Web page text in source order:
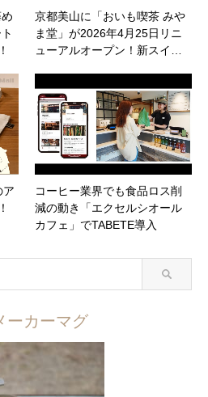
京都美山に「おいも喫茶 みや
ま堂」が2026年4月25日リニ
ューアルオープン！新スイ…
ア
コーヒー業界でも食品ロス削
減の動き「エクセルシオール
カフェ」でTABETE導入
ーカーマグ